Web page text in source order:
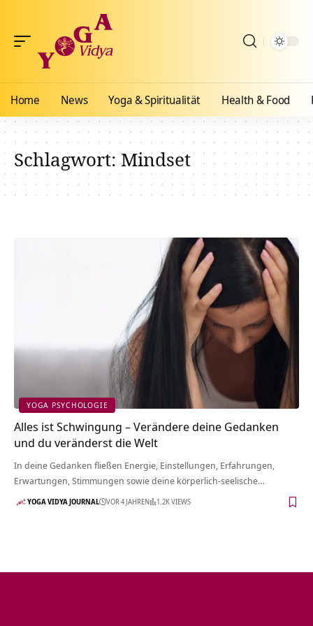
Home News Yoga & Spiritualität Health & Food
Schlagwort:Mindset
YOGA PSYCHOLOGIE
Alles ist Schwingung – Verändere deine Gedanken
und du veränderst die Welt
In deine Gedanken fließen Energie, Einstellungen, Erfahrungen,
Erwartungen, Stimmungen sowie deine körperlich-seelische…
YOGA VIDYA JOURNAL VOR 4 JAHREN 1.2K VIEWS